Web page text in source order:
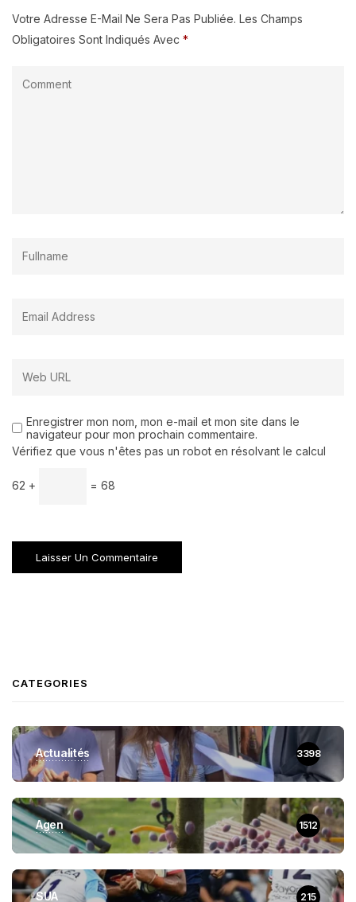
Votre Adresse E-Mail Ne Sera Pas Publiée. Les Champs
Obligatoires Sont Indiqués Avec *
Enregistrer mon nom, mon e-mail et mon site dans le
navigateur pour mon prochain commentaire.
Vérifiez que vous n'êtes pas un robot en résolvant le calcul
62 + = 68
CATEGORIES
Actualités 3398
Agen 1512
SUA 215